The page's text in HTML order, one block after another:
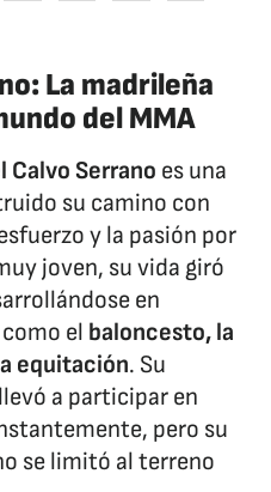
La madrileña
del MMA
Calvo Serrano es una
su camino con
y la pasión por
joven, su vida giró
en
el baloncesto, la
equitación. Su
a participar en
pero su
se limitó al terreno